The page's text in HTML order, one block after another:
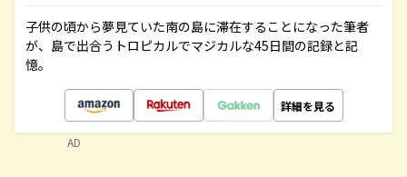
子供の頃から夢見ていた南の島に滞在することになった筆者
が、島で出合うトロピカルでマジカルな45日間の記録と記
憶。
詳細を見る
AD